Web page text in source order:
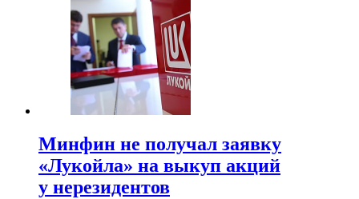
Минфин не получал заявку
«Лукойла» на выкуп акций
у нерезидентов